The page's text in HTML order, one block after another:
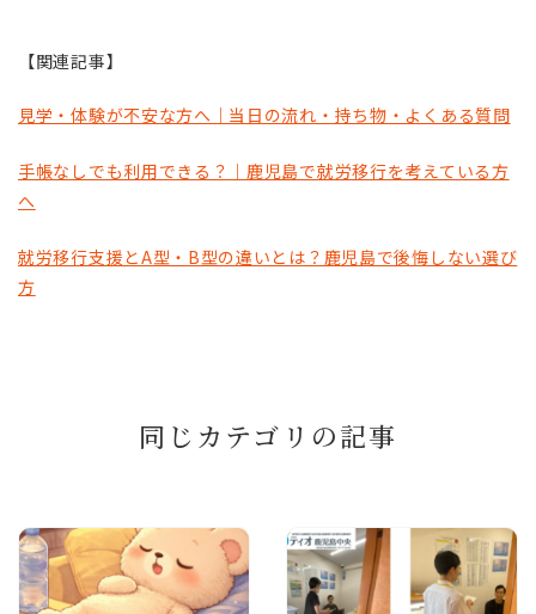
【関連記事】
見学・体験が不安な方へ｜当日の流れ・持ち物・よくある質問
手帳なしでも利用できる？｜鹿児島で就労移行を考えている方
へ
就労移行支援とA型・B型の違いとは？鹿児島で後悔しない選び
方
同じカテゴリの記事